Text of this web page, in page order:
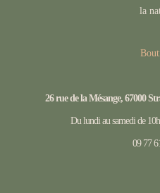
la
26 rue de la Mésange, 67000
Du lundi au samedi de
09 77